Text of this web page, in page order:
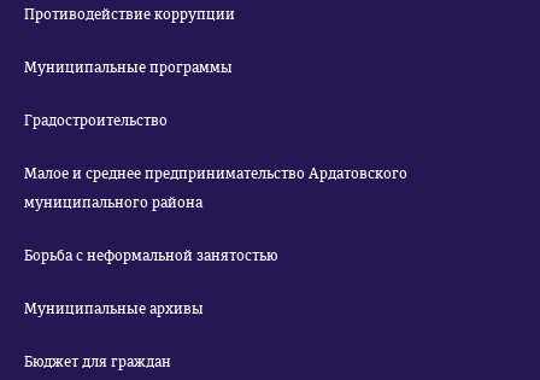
Противодействие коррупции
Муниципальные программы
Градостроительство
Малое и среднее предпринимательство Ардатовского
муниципального района
Борьба с неформальной занятостью
Муниципальные архивы
Бюджет для граждан